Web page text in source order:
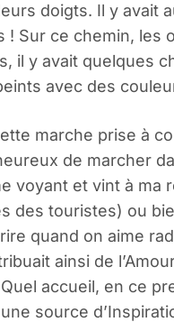
doigts. Il y avait
Sur ce chemin,
il y avait quelques
avec des
marche prise à
de marcher
et vint à ma
touristes) ou
quand on aime
ainsi de
accueil, en ce
source